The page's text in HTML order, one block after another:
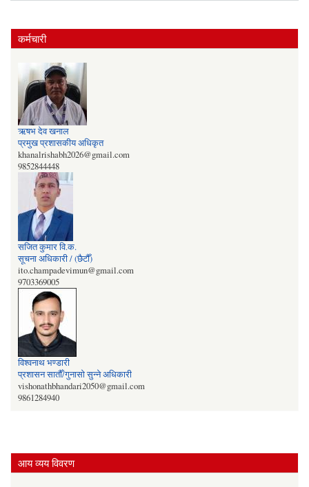
कर्मचारी
ऋषभ देव खनाल
प्रमुख प्रशासकीय अधिकृत
khanalrishabh2026@gmail.com
9852844448
सजित कुमार वि‍‌.क.
सूचना अधिकारी / (छैटौँ)
ito.champadevimun@gmail.com
9703369005
विश्वनाथ भण्डारी
प्रशासन सातौँ/गुनासो सुन्‍ने अधिकारी
vishonathbhandari2050@gmail.com
9861284940
आय व्यय विवरण